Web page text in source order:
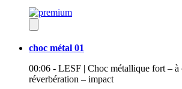
choc métal 01
00:06 - LESF | Choc métallique fort – à
réverbération – impact